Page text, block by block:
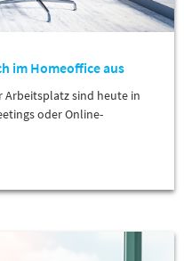
im Homeoffice aus
Arbeitsplatz sind heute in
oder Online-